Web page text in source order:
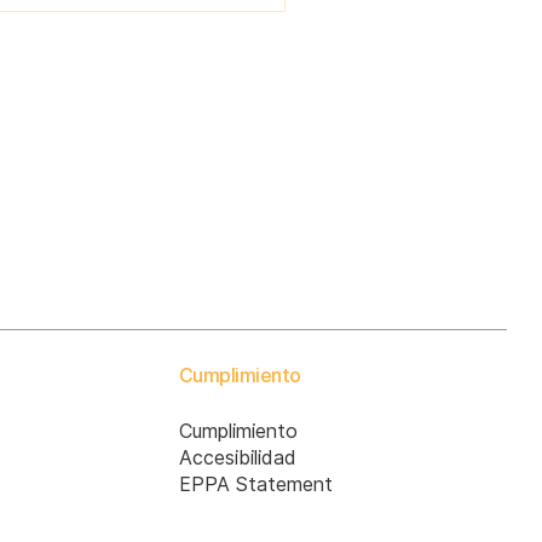
se
Cumplimiento
Cumplimiento
Accesibilidad
EPPA Statement